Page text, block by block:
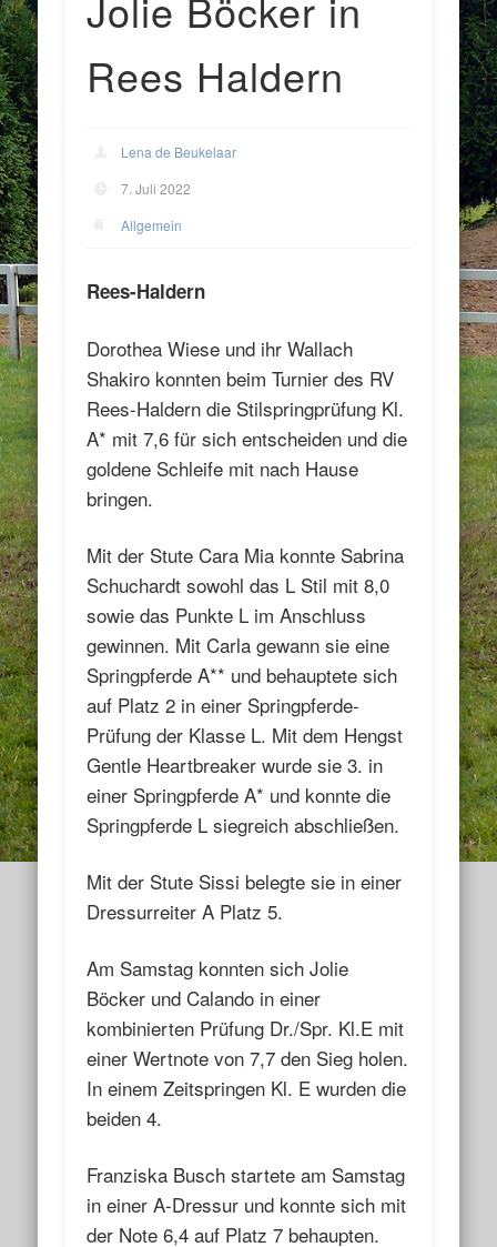
Rees Haldern
Lena de Beukelaar
7. Juli 2022
Allgemein
Rees-Haldern
Dorothea Wiese und ihr Wallach
Shakiro konnten beim Turnier des RV
Rees-Haldern die Stilspringprüfung Kl.
A* mit 7,6 für sich entscheiden und die
goldene Schleife mit nach Hause
bringen.
Mit der Stute Cara Mia konnte Sabrina
Schuchardt sowohl das L Stil mit 8,0
sowie das Punkte L im Anschluss
gewinnen. Mit Carla gewann sie eine
Springpferde A** und behauptete sich
auf Platz 2 in einer Springpferde-
Prüfung der Klasse L. Mit dem Hengst
Gentle Heartbreaker wurde sie 3. in
einer Springpferde A* und konnte die
Springpferde L siegreich abschließen.
Mit der Stute Sissi belegte sie in einer
Dressurreiter A Platz 5.
Am Samstag konnten sich Jolie
Böcker und Calando in einer
kombinierten Prüfung Dr./Spr. Kl.E mit
einer Wertnote von 7,7 den Sieg holen.
In einem Zeitspringen Kl. E wurden die
beiden 4.
Franziska Busch startete am Samstag
in einer A-Dressur und konnte sich mit
der Note 6,4 auf Platz 7 behaupten.